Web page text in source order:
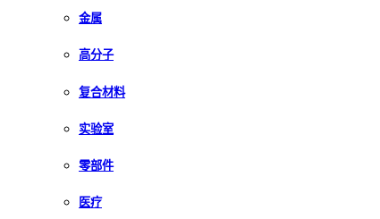
金属
高分子
复合材料
实验室
零部件
医疗